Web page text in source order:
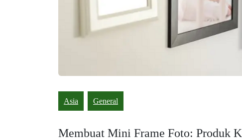
Asia General
Membuat Mini Frame Foto: Produk